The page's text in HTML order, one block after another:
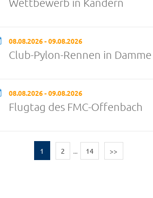
08.08.2026 - 09.08.2026
Club-Pylon-Rennen in Damme
08.08.2026 - 09.08.2026
Flugtag des FMC-Offenbach
1 2 ... 14 >>